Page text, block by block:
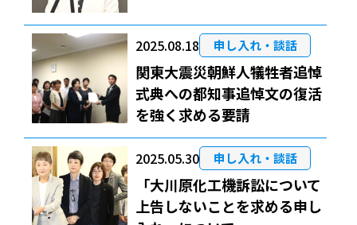
2025.08.18 申し入れ・談話
関東大震災朝鮮人犠牲者追悼
式典への都知事追悼文の復活
を強く求める要請
2025.05.30 申し入れ・談話
「大川原化工機訴訟について
上告しないことを求める申し